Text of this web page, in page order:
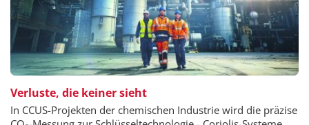
Verluste, die keiner sieht
In CCUS-Projekten der chemischen Industrie wird die präzise